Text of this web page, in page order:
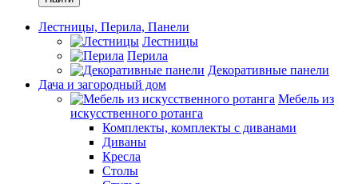
Лестницы, Перила, Панели
Лестницы
Перила
Декоративные панели
Дача и загородный дом
Мебель из
искусственного ротанга
Комплекты, комплекты с диванами
Диваны
Кресла
Столы